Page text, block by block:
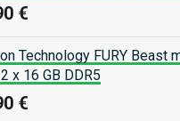
€
Technology FURY Beast
x 16 GB DDR5
€